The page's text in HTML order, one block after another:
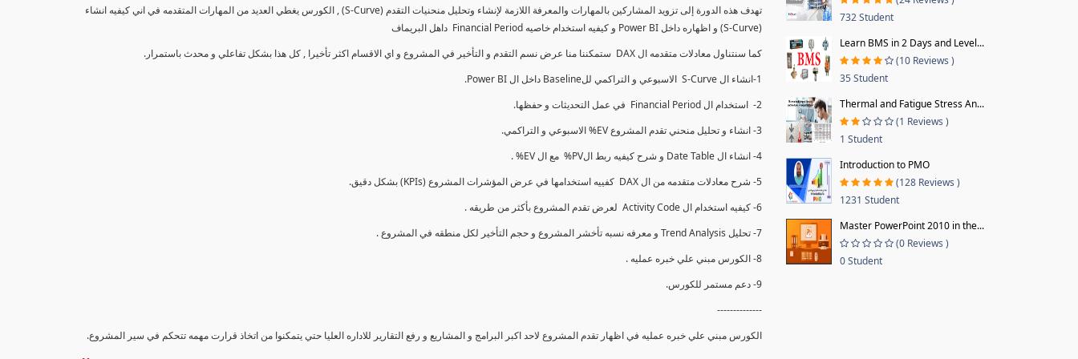
تهدف هذه الدورة إلى تزويد المشاركين بالمهارات والمعرفة اللازمة لإنشاء وتحليل منحنيات التقدم (S-Curve) , الكورس يغطي العديد من المهارات المتقدمه في اني كيفيه انشاء
(S-Curve) و اظهاره داخل Power BI و كيفيه استخدام خاصيه Financial Period داهل البريماف
كما سنتناول معادلات متقدمه ال DAX ستمكننا منا عرض نسم التقدم و التأخير في المشروع و اي الاقسام اكثر تأخيرا , كل هذا بشكل تفاعلي و محدث باستمرار.
1-انشاء ال S-Curve الاسبوعي و التراكمي للBaseline داخل ال Power BI.
2- استخدام ال Financial Period في عمل التحديثات و حفظها.
3- انشاء و تحليل منحني تقدم المشروع EV% الاسبوعي و التراكمي.
4- انشاء ال Date Table و شرح كيفيه ربط الPV% مع ال EV% .
5- شرح معادلات متقدمه من ال DAX كفييه استخدامها في عرض المؤشرات المشروع (KPIs) بشكل دقيق.
6- كيفيه استخدام ال Activity Code لعرض تقدم المشروع بأكثر من طريقه .
7- تحليل Trend Analysis و معرفه نسبه تأخشر المشروع و حجم التأخير لكل منطقه في المشروع .
8- الكورس مبني علي خبره عمليه .
9- دعم مستمر للكورس.
--------------
الكورس مبني علي خبره عمليه في اظهار تقدم المشروع لاحد اكبر البرامج و المشاريع و رفع التقارير للاداره العليا حتي يتمكنوا من اتخاذ قرارت مهمه تتحكم في سير المشروع.
732 Student
Learn BMS in 2 Days and Level...
(10 Reviews )
35 Student
Thermal and Fatigue Stress An...
(1 Reviews )
1 Student
Introduction to PMO
(128 Reviews )
1231 Student
Master PowerPoint 2010 in the...
(0 Reviews )
0 Student